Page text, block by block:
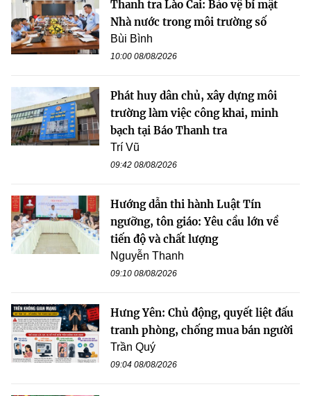
Thanh tra Lào Cai: Bảo vệ bí mật
Nhà nước trong môi trường số
Bùi Bình
10:00 08/08/2026
Phát huy dân chủ, xây dựng môi
trường làm việc công khai, minh
bạch tại Báo Thanh tra
Trí Vũ
09:42 08/08/2026
Hướng dẫn thi hành Luật Tín
ngưỡng, tôn giáo: Yêu cầu lớn về
tiến độ và chất lượng
Nguyễn Thanh
09:10 08/08/2026
Hưng Yên: Chủ động, quyết liệt đấu
tranh phòng, chống mua bán người
Trần Quý
09:04 08/08/2026